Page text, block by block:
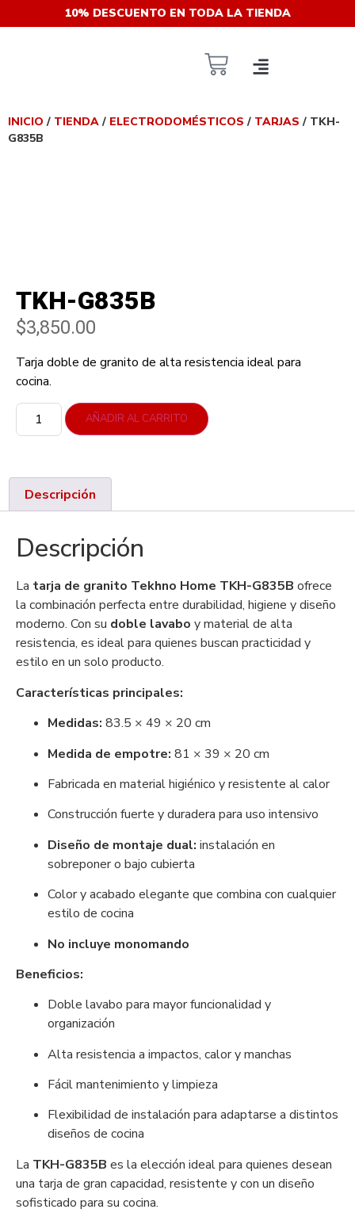
10% DESCUENTO EN TODA LA TIENDA
INICIO / TIENDA/ ELECTRODOMÉSTICOS / TARJAS / TKH-
G835B
TKH-G835B
$3,850.00
Tarja doble de granito de alta resistencia ideal para
cocina.
AÑADIR AL CARRITO
Descripción
Descripción
La tarja de granito Tekhno Home TKH-G835B ofrece
la combinación perfecta entre durabilidad, higiene y diseño
moderno. Con su doble lavabo y material de alta
resistencia, es ideal para quienes buscan practicidad y
estilo en un solo producto.
Características principales:
Medidas: 83.5 × 49 × 20 cm
Medida de empotre: 81 × 39 × 20 cm
Fabricada en material higiénico y resistente al calor
Construcción fuerte y duradera para uso intensivo
Diseño de montaje dual: instalación en
sobreponer o bajo cubierta
Color y acabado elegante que combina con cualquier
estilo de cocina
No incluye monomando
Beneficios:
Doble lavabo para mayor funcionalidad y
organización
Alta resistencia a impactos, calor y manchas
Fácil mantenimiento y limpieza
Flexibilidad de instalación para adaptarse a distintos
diseños de cocina
La TKH-G835B es la elección ideal para quienes desean
una tarja de gran capacidad, resistente y con un diseño
sofisticado para su cocina.